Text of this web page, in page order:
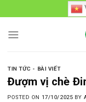
to
content
TIN TỨC - BÀI VIẾT
Đượm vị chè
POSTED ON 17/10/2025 BY